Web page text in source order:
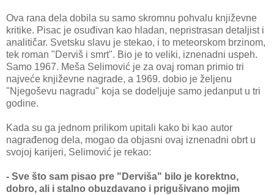
Ova rana dela dobila su samo skromnu pohvalu književne
kritike. Pisac je osuđivan kao hladan, nepristrasan detaljist i
analitičar. Svetsku slavu je stekao, i to meteorskom brzinom,
tek roman "Derviš i smrt". Bio je to veliki, iznenadni uspeh.
Samo 1967. Meša Selimović je za ovaj roman primio tri
najveće književne nagrade, a 1969. dobio je željenu
"Njegoševu nagradu" koja se dodeljuje samo jedanput u tri
godine.
Kada su ga jednom prilikom upitali kako bi kao autor
nagrađenog dela, mogao da objasni ovaj iznenadni obrt u
svojoj karijeri, Selimović je rekao:
- Sve što sam pisao pre "Derviša" bilo je korektno,
dobro, ali i stalno obuzdavano i prigušivano mojim